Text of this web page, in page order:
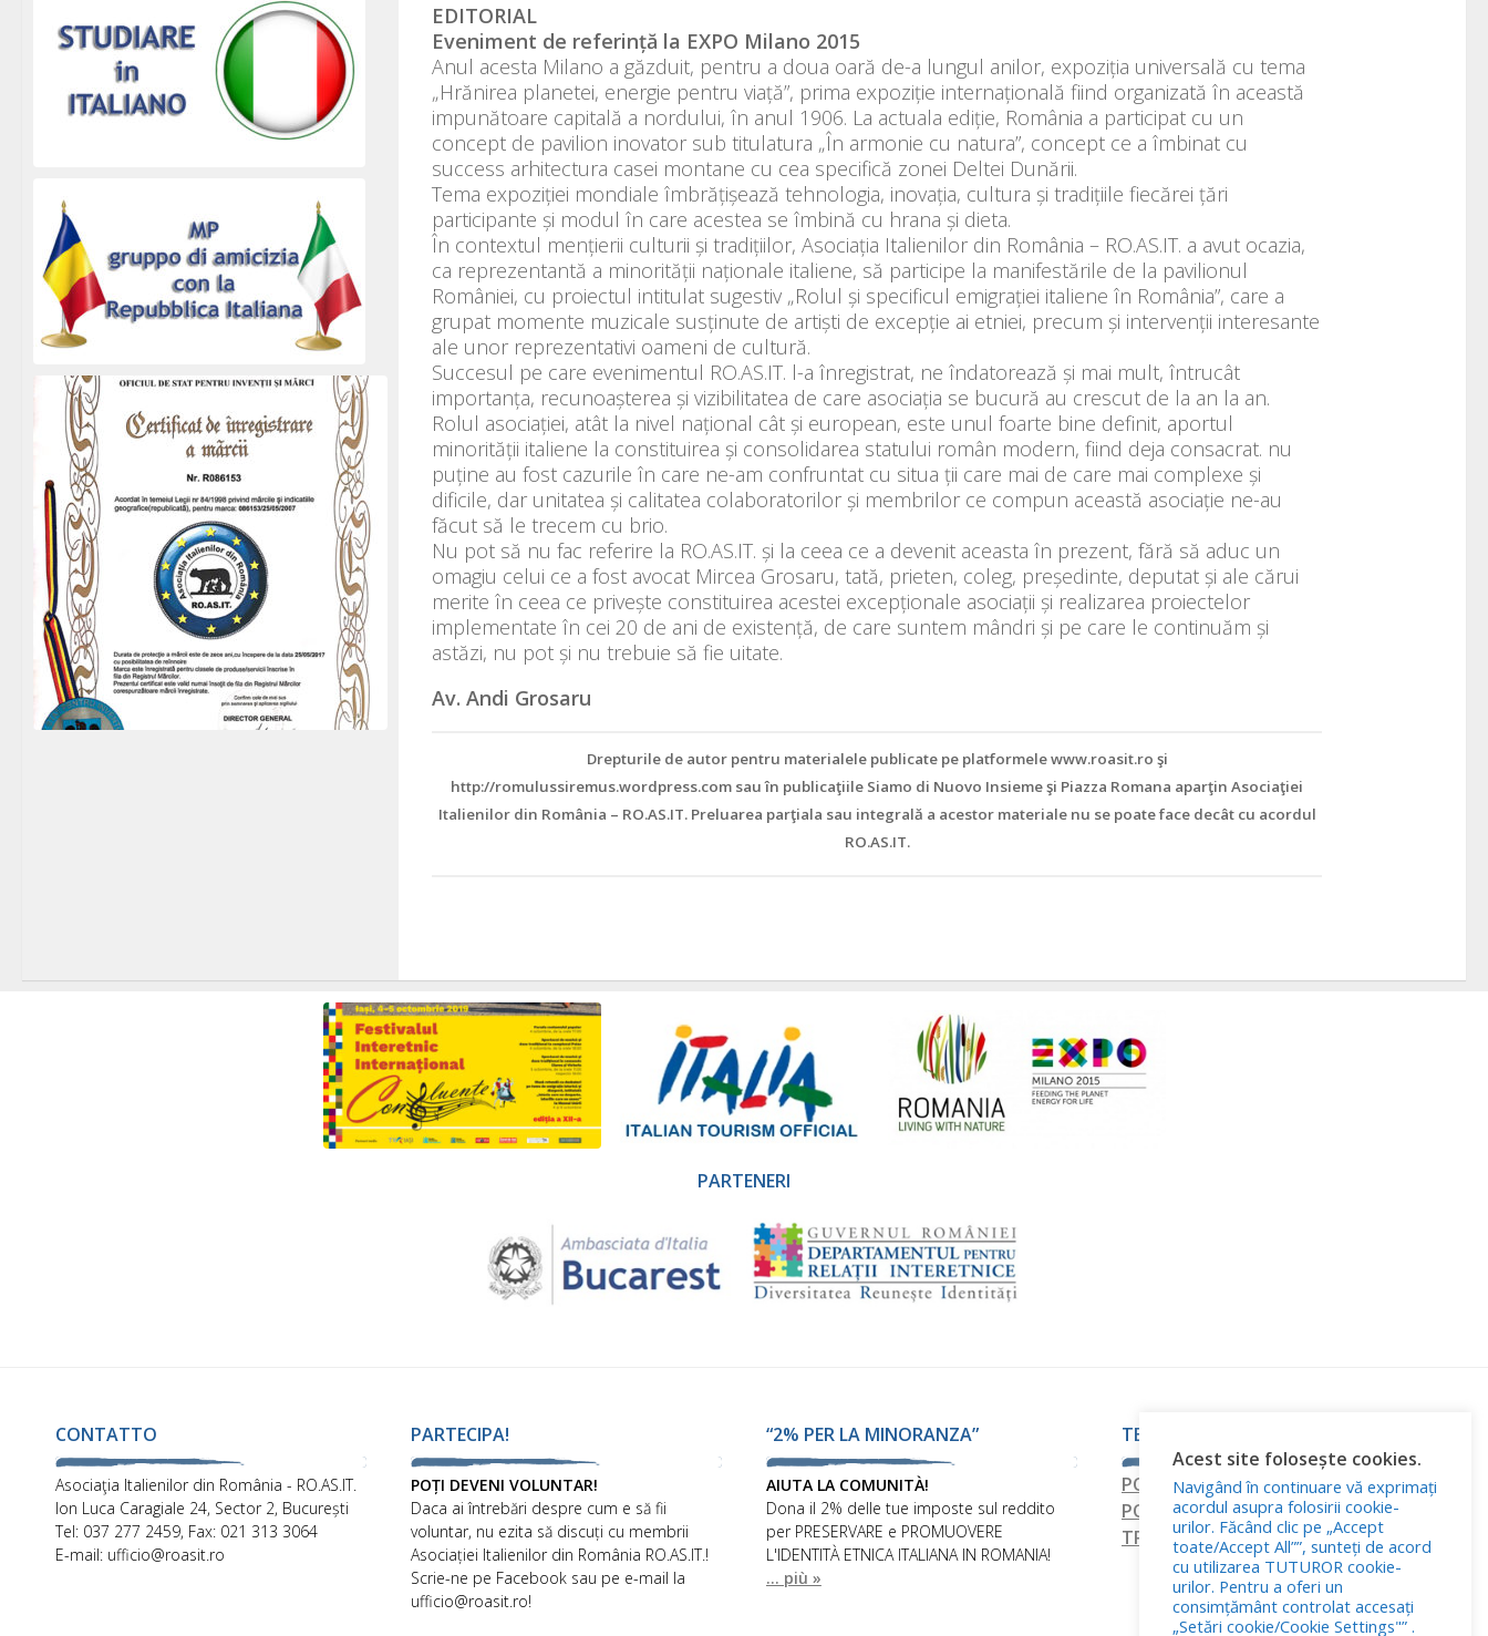
EDITORIAL
Eveniment de referință la EXPO Milano 2015
Anul acesta Milano a găzduit, pentru a doua oară de-a lungul anilor, expoziția universală cu tema
„Hrănirea planetei, energie pentru viață”, prima expoziție internațională fiind organizată în această
impunătoare capitală a nordului, în anul 1906. La actuala ediție, România a participat cu un
concept de pavilion inovator sub titulatura „În armonie cu natura”, concept ce a îmbinat cu
success arhitectura casei montane cu cea specifică zonei Deltei Dunării.
Tema expoziției mondiale îmbrățișează tehnologia, inovația, cultura și tradițiile fiecărei țări
participante și modul în care acestea se îmbină cu hrana și dieta.
În contextul mențierii culturii și tradițiilor, Asociația Italienilor din România – RO.AS.IT. a avut ocazia,
ca reprezentantă a minorității naționale italiene, să participe la manifestările de la pavilionul
României, cu proiectul intitulat sugestiv „Rolul și specificul emigrației italiene în România”, care a
grupat momente muzicale susținute de artiști de excepție ai etniei, precum și intervenții interesante
ale unor reprezentativi oameni de cultură.
Succesul pe care evenimentul RO.AS.IT. l-a înregistrat, ne îndatorează și mai mult, întrucât
importanța, recunoașterea și vizibilitatea de care asociația se bucură au crescut de la an la an.
Rolul asociației, atât la nivel național cât și european, este unul foarte bine definit, aportul
minorității italiene la constituirea și consolidarea statului român modern, fiind deja consacrat. nu
puține au fost cazurile în care ne-am confruntat cu situa ții care mai de care mai complexe și
dificile, dar unitatea și calitatea colaboratorilor și membrilor ce compun această asociație ne-au
făcut să le trecem cu brio.
Nu pot să nu fac referire la RO.AS.IT. și la ceea ce a devenit aceasta în prezent, fără să aduc un
omagiu celui ce a fost avocat Mircea Grosaru, tată, prieten, coleg, președinte, deputat și ale cărui
merite în ceea ce privește constituirea acestei excepționale asociații și realizarea proiectelor
implementate în cei 20 de ani de existență, de care suntem mândri și pe care le continuăm și
astăzi, nu pot și nu trebuie să fie uitate.
Av. Andi Grosaru
Drepturile de autor pentru materialele publicate pe platformele www.roasit.ro şi
http://romulussiremus.wordpress.com sau în publicaţiile Siamo di Nuovo Insieme şi Piazza Romana aparţin Asociaţiei
Italienilor din România – RO.AS.IT. Preluarea parţiala sau integrală a acestor materiale nu se poate face decât cu acordul
RO.AS.IT.
PARTENERI
CONTATTO
Asociaţia Italienilor din România - RO.AS.IT.
Ion Luca Caragiale 24, Sector 2, București
Tel: 037 277 2459, Fax: 021 313 3064
E-mail: ufficio@roasit.ro
PARTECIPA!
POȚI DEVENI VOLUNTAR!
Daca ai întrebări despre cum e să fii
voluntar, nu ezita să discuți cu membrii
Asociației Italienilor din România RO.AS.IT.!
Scrie-ne pe Facebook sau pe e-mail la
ufficio@roasit.ro!
“2% PER LA MINORANZA”
AIUTA LA COMUNITÀ!
Dona il 2% delle tue imposte sul reddito
per PRESERVARE e PROMUOVERE
L'IDENTITÀ ETNICA ITALIANA IN ROMANIA!
... più »
TERMINI E CONDIZIONI
POLITICA DI RISERVATEZZA
POLITICA RELATIVA AI FILE COOKIE
TRATTAMENTO DEI DATI PERSONALI
Acest site folosește cookies.
Navigând în continuare vă exprimați
acordul asupra folosirii cookie-
urilor. Făcând clic pe „Accept
toate/Accept All””, sunteți de acord
cu utilizarea TUTUROR cookie-
urilor. Pentru a oferi un
consimțământ controlat accesați
„Setări cookie/Cookie Settings"” .